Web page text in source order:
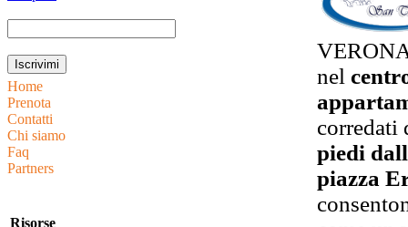
Home
Prenota
Contatti
Chi siamo
Faq
Partners
Risorse
nel
corredati
piedi
piazza